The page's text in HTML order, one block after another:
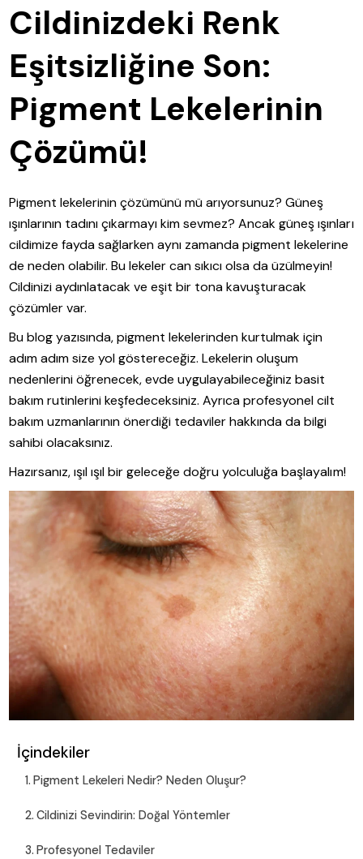
Cildinizdeki Renk
Eşitsizliğine Son:
Pigment Lekelerinin
Çözümü!
Pigment lekelerinin çözümünü mü arıyorsunuz? Güneş
ışınlarının tadını çıkarmayı kim sevmez? Ancak güneş ışınları
cildimize fayda sağlarken aynı zamanda pigment lekelerine
de neden olabilir. Bu lekeler can sıkıcı olsa da üzülmeyin!
Cildinizi aydınlatacak ve eşit bir tona kavuşturacak
çözümler var.
Bu blog yazısında, pigment lekelerinden kurtulmak için
adım adım size yol göstereceğiz. Lekelerin oluşum
nedenlerini öğrenecek, evde uygulayabileceğiniz basit
bakım rutinlerini keşfedeceksiniz. Ayrıca profesyonel cilt
bakım uzmanlarının önerdiği tedaviler hakkında da bilgi
sahibi olacaksınız.
Hazırsanız, ışıl ışıl bir geleceğe doğru yolculuğa başlayalım!
İçindekiler
Pigment Lekeleri Nedir? Neden Oluşur?
Cildinizi Sevindirin: Doğal Yöntemler
Profesyonel Tedaviler